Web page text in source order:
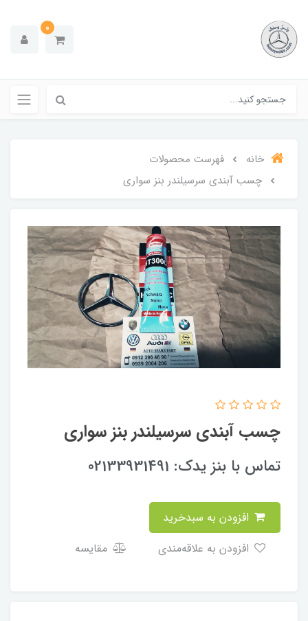
0
خانه
فهرست محصولات
چسب آبندی سرسیلندر بنز سواری
چسب آبندی سرسیلندر بنز سواری
تماس با بنز یدک: 02133931491
مقایسه